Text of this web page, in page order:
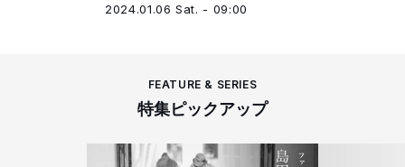
2024.01.06 Sat. - 09:00
FEATURE & SERIES
特集ピックアップ